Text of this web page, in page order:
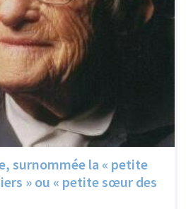
surnommée la « petite
» ou « petite sœur des